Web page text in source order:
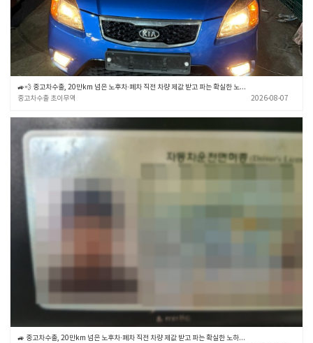
🚙💨 중고차수출, 20만km 넘은 노후차·폐차 직전 차량 제값 받고 파는 확실한 노하우 🎯✨ (중고차수출 초이무역)
중고차수출 초이무역
2026-08-07
🚙 중고차수출, 20만km 넘은 노후차·폐차 직전 차량 제값 받고 파는 확실한 노하우 💡 (중고차수출 초이무역)